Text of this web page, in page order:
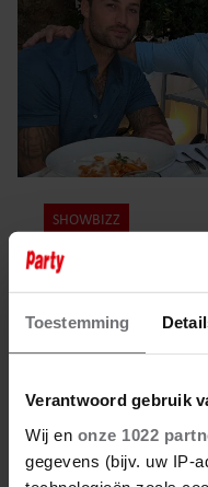
Toestemming
Verantwoord gebruik
Wij en onze 1022
gegevens (bijv. uw IP-
SHOWBIZZ
DRIES
KRITIEK OP
VADER
KINDEREN’